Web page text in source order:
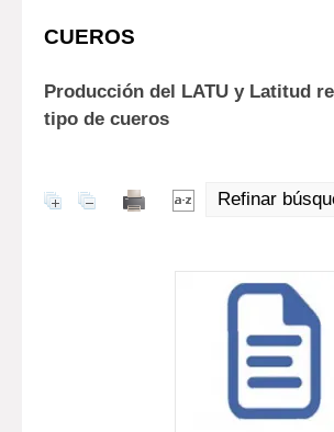
CUEROS
Producción del LATU y Latitud
tipo de cueros
Refinar